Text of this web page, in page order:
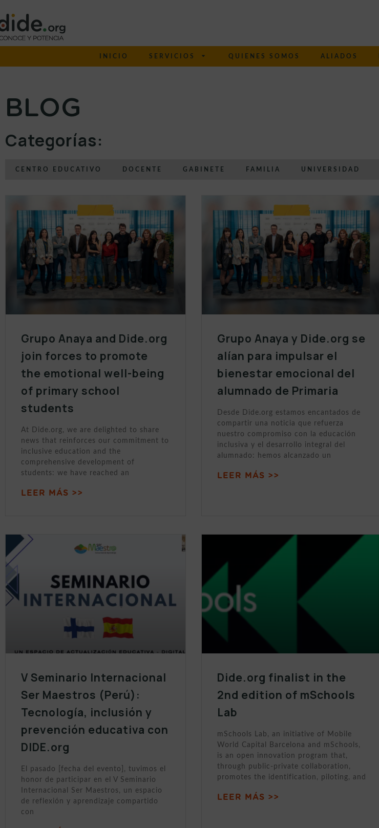
INICIO SERVICIOS QUIENES SOMOS ALIADOS
BLOG
Categorías:
CENTRO EDUCATIVO DOCENTE GABINETE FAMILIA UNIVERSIDAD
Grupo Anaya and Dide.org
join forces to promote
the emotional well-being
of primary school
students
At Dide.org, we are delighted to share
news that reinforces our commitment to
inclusive education and the
comprehensive development of
students: we have reached an
LEER MÁS >>
Grupo Anaya y Dide.org se
alían para impulsar el
bienestar emocional del
alumnado de Primaria
Desde Dide.org estamos encantados de
compartir una noticia que refuerza
nuestro compromiso con la educación
inclusiva y el desarrollo integral del
alumnado: hemos alcanzado un
LEER MÁS >>
V Seminario Internacional
Ser Maestros (Perú):
Tecnología, inclusión y
prevención educativa con
DIDE.org
El pasado [fecha del evento], tuvimos el
honor de participar en el V Seminario
Internacional Ser Maestros, un espacio
de reflexión y aprendizaje compartido
con
Dide.org finalist in the
2nd edition of mSchools
Lab
mSchools Lab, an initiative of Mobile
World Capital Barcelona and mSchools,
is an open innovation program that,
through public-private collaboration,
promotes the identification, piloting, and
LEER MÁS >>